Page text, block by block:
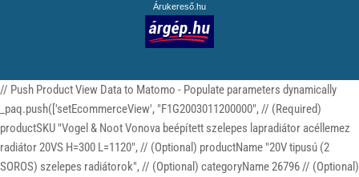
Árukereső.hu
// Push Product View Data to Matomo - Populate parameters dynamically
_paq.push(['setEcommerceView', "F1G2003011200000", // (Required)
productSKU "Vogel & Noot Vonova beépített szelepes lapradiátor acéllemez
radiátor 20VS H=300 L=1120", // (Optional) productName "20V tipusú (2
SOROS) szelepes radiátorok", // (Optional) categoryName 26796 // (Optional)